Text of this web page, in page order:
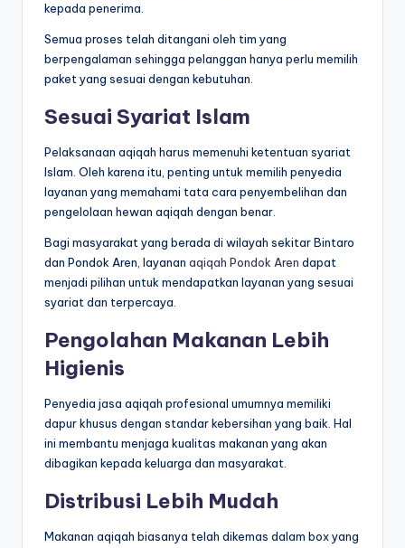
kepada penerima.
Semua proses telah ditangani oleh tim yang
berpengalaman sehingga pelanggan hanya perlu memilih
paket yang sesuai dengan kebutuhan.
Sesuai Syariat Islam
Pelaksanaan aqiqah harus memenuhi ketentuan syariat
Islam. Oleh karena itu, penting untuk memilih penyedia
layanan yang memahami tata cara penyembelihan dan
pengelolaan hewan aqiqah dengan benar.
Bagi masyarakat yang berada di wilayah sekitar Bintaro
dan Pondok Aren, layanan aqiqah Pondok Aren dapat
menjadi pilihan untuk mendapatkan layanan yang sesuai
syariat dan terpercaya.
Pengolahan Makanan Lebih
Higienis
Penyedia jasa aqiqah profesional umumnya memiliki
dapur khusus dengan standar kebersihan yang baik. Hal
ini membantu menjaga kualitas makanan yang akan
dibagikan kepada keluarga dan masyarakat.
Distribusi Lebih Mudah
Makanan aqiqah biasanya telah dikemas dalam box yang